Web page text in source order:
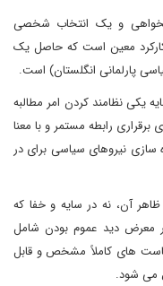
و یک انتخاب شخصی
معین است که حاصل یک
پارلمانی انگلستان) است.
یکی نظامند کردن امر مطالبه
رابطه مستمر و با معنا
سازی نیروهای سیاسی برای در
ظاهر آن، نه در سایه و خفا که
معرض دید عموم بودن شامل
های کاملاً مشخص و قابل
می شود.